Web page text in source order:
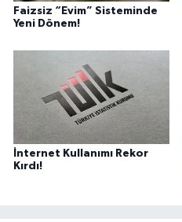
Faizsiz “Evim” Sisteminde
Yeni Dönem!
İnternet Kullanımı Rekor
Kırdı!